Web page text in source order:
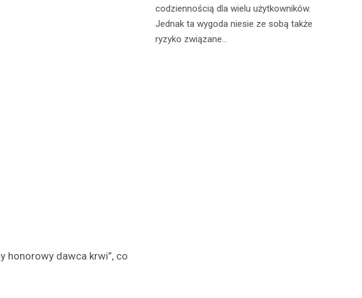
honorowy dawca krwi”, co
codziennością dla wielu użytkowników.
Jednak ta wygoda niesie ze sobą także
ryzyko związane…